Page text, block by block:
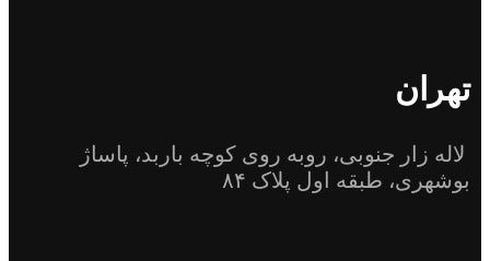
تهران
لاله زار جنوبی، روبه روی کوچه باربد، پاساژ
بوشهری، طبقه اول پلاک ۸۴